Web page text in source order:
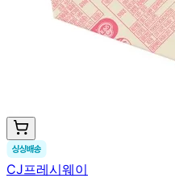
CJ프레시웨이